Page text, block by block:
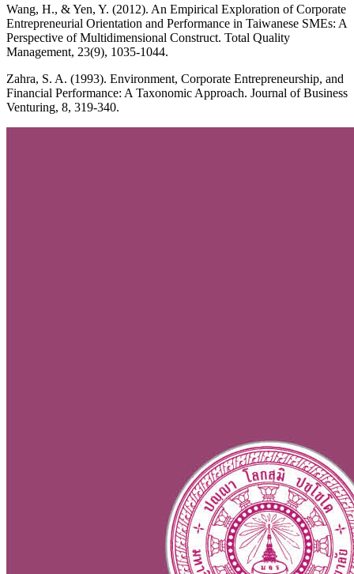
Wang, H., & Yen, Y. (2012). An Empirical Exploration of Corporate
Entrepreneurial Orientation and Performance in Taiwanese SMEs: A
Perspective of Multidimensional Construct. Total Quality
Management, 23(9), 1035-1044.
Zahra, S. A. (1993). Environment, Corporate Entrepreneurship, and
Financial Performance: A Taxonomic Approach. Journal of Business
Venturing, 8, 319-340.